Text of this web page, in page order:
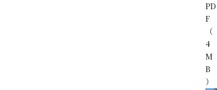
PD
F
（
4
M
B
）